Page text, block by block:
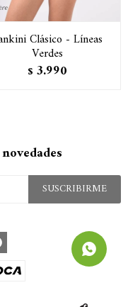
Clásico - Líneas
Verdes
$ 3.990
SUSCRIBIRME